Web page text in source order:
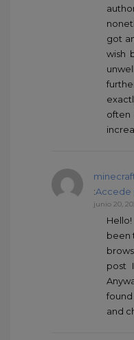
got
wish
often
:Accede
junio 20,
been
post
and